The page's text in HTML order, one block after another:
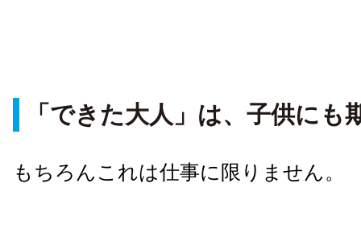
「できた大人」は、子供にも
もちろんこれは仕事に限りません。